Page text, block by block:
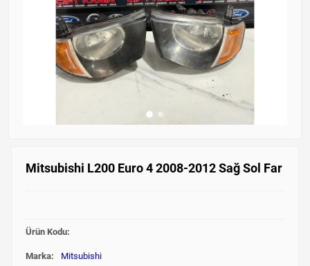
Mitsubishi L200 Euro 4 2008-2012 Sağ Sol Far
Ürün Kodu:
Marka: Mitsubishi